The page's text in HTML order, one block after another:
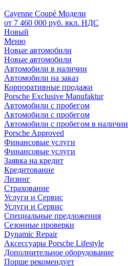
Cayenne Coupé Модели
от 7 460 000 руб. вкл. НДС
Новый
Меню
Новые автомобили
Новые автомобили
Автомобили в наличии
Автомобили на заказ
Корпоративные продажи
Porsche Exclusive Manufaktur
Автомобили с пробегом
Автомобили с пробегом
Автомобили с пробегом в наличии
Porsche Approved
Финансовые услуги
Финансовые услуги
Заявка на кредит
Кредитование
Лизинг
Страхование
Услуги и Сервис
Услуги и Сервис
Специальные предложения
Сезонные проверки
Dynamic Repair
Аксессуары Porsche Lifestyle
Дополнительное оборудование
Порше рекомендует